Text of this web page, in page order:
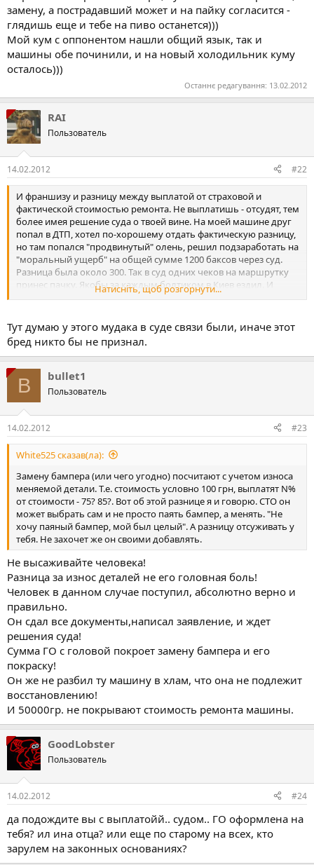
замену, а пострадавший может и на пайку согласится -
глядишь еще и тебе на пиво останется)))
Мой кум с оппонентом нашли общий язык, так и
машины обе починили, и на новый холодильник куму
осталось)))
Останнє редагування: 13.02.2012
RAI
Пользователь
14.02.2012 #22
И франшизу и разницу между выплатой от страховой и
фактической стоимостью ремонта. Не выплатишь - отсудят, тем
более имея решение суда о твоей вине. На моей машине друг
попал в ДТП, хотел по-хорошему отдать фактическую разницу,
но там попался "продвинутый" олень, решил подзаработать на
"моральный ущерб" на общей сумме 1200 баксов через суд.
Разница была около 300. Так в суд одних чеков на маршрутку
принес пачку. Якобы за каждым болтиком в Киев ездил. И
расчет недополученной выгоды от потраченного времени на
прокатило, но фактическую разницу суд принял выплатить.
Натисніть, щоб розгорнути...
Тут думаю у этого мудака в суде связи были, иначе этот
бред никто бы не признал.
B bullet1
Пользователь
14.02.2012 #23
White525 сказав(ла):
Замену бампера (или чего угодно) посчитают с учетом износа
меняемой детали. Т.е. стоимость условно 100 грн, выплатят N%
от стоимости - 75? 85?. Вот об этой разнице я и говорю. СТО он
может выбрать сам и не просто паять бампер, а менять. "Не
хочу паяный бампер, мой был целый". А разницу отсуживать у
тебя. Не захочет же он своими добавлять.
Не высаживайте человека!
Разница за износ деталей не его головная боль!
Человек в данном случае поступил, абсолютно верно и
правильно.
Он сдал все документы,написал заявление, и ждет
решения суда!
Сумма ГО с головой покроет замену бампера и его
покраску!
Он же не разбил ту машину в хлам, что она не подлежит
восстановлению!
И 50000гр. не покрывают стоимость ремонта машины.
GoodLobster
Пользователь
14.02.2012 #24
да подождите вы с выплатойй.. судом.. ГО оформлена на
тебя? ил ина отца? или еще по старому на всех, кто
зарулем на законных основаниях?